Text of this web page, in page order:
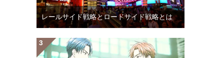
レールサイド戦略とロードサイド戦略とは